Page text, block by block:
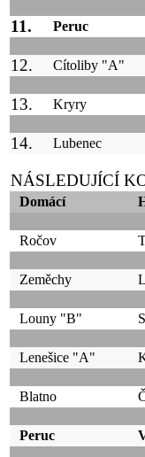
11. Peruc
12. Cítoliby "A"
13. Kryry
14. Lubenec
NÁSLEDUJÍCÍ
Domácí
Ročov
Zeměchy
Louny "B"
Lenešice "A"
Blatno
Peruc